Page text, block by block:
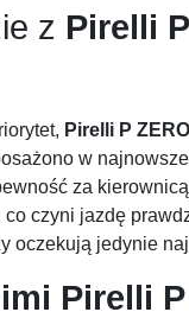
z Pirelli
Pirelli P
w
za
czyni jazdę
oczekują jedynie
Pirelli